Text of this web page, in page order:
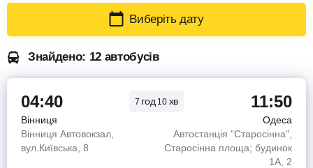
Виберіть дату
Знайдено: 12 автобусів
04:40 7 год10 хв 11:50
Вінниця
Одеса
Вінниця Автовокзал,
вул.Київська, 8
Автостанція "Старосінна",
Старосінна площа; будинок
1А, 2